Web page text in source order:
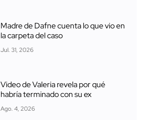
Madre de Dafne cuenta lo que vio en
la carpeta del caso
Jul. 31, 2026
Video de Valeria revela por qué
habría terminado con su ex
Ago. 4, 2026